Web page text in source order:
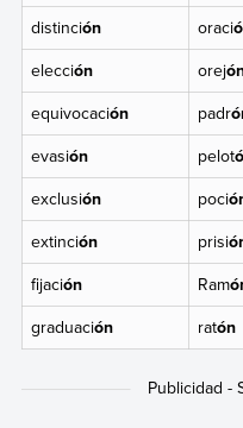
distinción oraci
elección orej
equivocación padr
evasión pelot
exclusión poci
extinción prisi
fijación Ram
graduación ratón